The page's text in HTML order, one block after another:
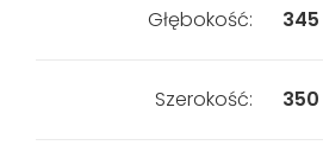
Głębokość:
Szerokość: